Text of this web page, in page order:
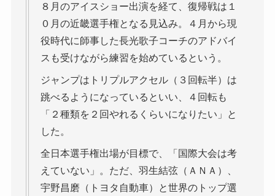
８月のアイスショー出演を経て、復帰戦は１
０月の近畿選手権となる見込み。４月から現
役時代に師事した長光歌子コーチのアドバイ
スも受けながら練習を始めているという。
ジャンプはトリプルアクセル（３回転半）は
跳べるようになっているといい、４回転も
「２種類を２回やれるくらいになりたい」と
した。
全日本選手権出場が目標で、「国際大会は考
えていない」。ただ、羽生結弦（ＡＮＡ）、
宇野昌磨（トヨタ自動車）と世界のトップ選